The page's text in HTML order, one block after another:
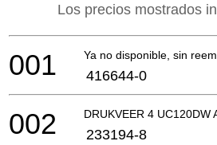
Los precios mostrados
Ya no disponible, sin
001 416644-0
DRUKVEER 4 UC120DW
002 233194-8